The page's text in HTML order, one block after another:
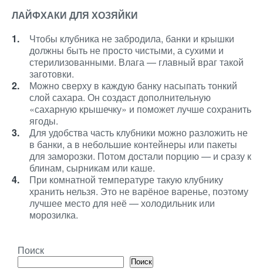
ЛАЙФХАКИ ДЛЯ ХОЗЯЙКИ
Чтобы клубника не забродила, банки и крышки
должны быть не просто чистыми, а сухими и
стерилизованными. Влага — главный враг такой
заготовки.
Можно сверху в каждую банку насыпать тонкий
слой сахара. Он создаст дополнительную
«сахарную крышечку» и поможет лучше сохранить
ягоды.
Для удобства часть клубники можно разложить не
в банки, а в небольшие контейнеры или пакеты
для заморозки. Потом достали порцию — и сразу к
блинам, сырникам или каше.
При комнатной температуре такую клубнику
хранить нельзя. Это не варёное варенье, поэтому
лучшее место для неё — холодильник или
морозилка.
Поиск
Поиск